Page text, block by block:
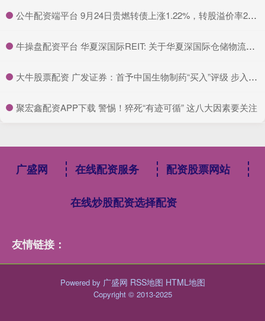
​公牛配资端平台 9月24日贵燃转债上涨1.22%，转股溢价率28.05%
​牛操盘配资平台 华夏深国际REIT: 关于华夏深国际仓储物流封闭式基础设施证券投资基金运营管理机构高级管理人员变更情况的公告
​大牛股票配资 广发证券：首予中国生物制药“买入”评级 步入创新发展新阶段
​聚宏鑫配资APP下载 警惕！猝死“有迹可循” 这八大因素要关注
广盛网 在线配资服务 配资股票网站
在线炒股配资选择配资
友情链接：
Powered by 广盛网 RSS地图 HTML地图
Copyright © 2013-2025